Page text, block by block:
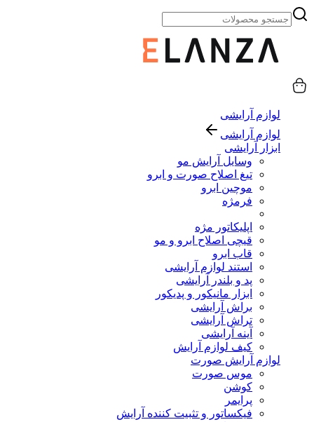
لوازم آرایشی
لوازم آرایشی
ابزار آرایشی
وسایل آرایش مو
تیغ اصلاح صورت و ابرو
موچین ابرو
فرمژه
اپلیکاتور مژه
قیچی اصلاح ابرو و مو
قاب ابرو
استند لوازم آرایشی
پد و بلندر آرایشی
ابزار مانیکور و پدیکور
براش آرایشی
تراش آرایشی
آینه آرایشی
کیف لوازم آرایش
لوازم آرایش صورت
موس صورت
کوشن
پرایمر
فیکساتور و تثبیت کننده آرایش